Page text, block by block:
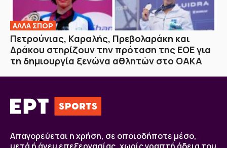
ΑΛΛΑ ΣΠΟΡ
Πετρούνιας, Καραλής, Πρεβολαράκη και
Δράκου στηρίζουν την πρόταση της ΕΟΕ για
τη δημιουργία ξενώνα αθλητών στο ΟΑΚΑ
Απαγορεύεται η χρήση, σε οποιοδήποτε μέσο,